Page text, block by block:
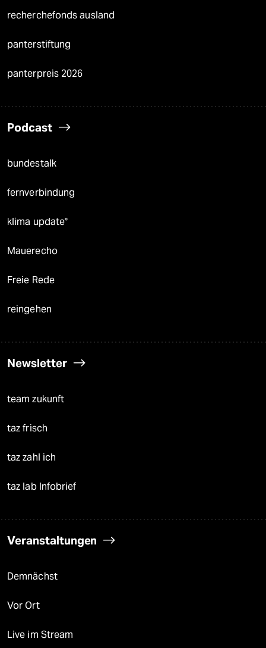
recherchefonds ausland
panterstiftung
panterpreis 2026
Podcast
bundestalk
fernverbindung
klima update°
Mauerecho
Freie Rede
reingehen
Newsletter
team zukunft
taz frisch
taz zahl ich
taz lab Infobrief
Veranstaltungen
Demnächst
Vor Ort
Live im Stream